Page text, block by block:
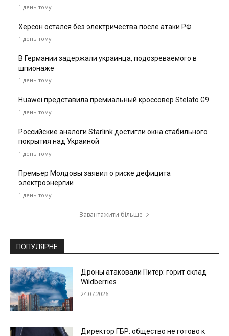
1 день тому
Херсон остался без электричества после атаки РФ
1 день тому
В Германии задержали украинца, подозреваемого в
шпионаже
1 день тому
Huawei представила премиальный кроссовер Stelato G9
1 день тому
Российские аналоги Starlink достигли окна стабильного
покрытия над Украиной
1 день тому
Премьер Молдовы заявил о риске дефицита
электроэнергии
1 день тому
Завантажити більше
ПОПУЛЯРНЕ
Дроны атаковали Питер: горит склад
Wildberries
24.07.2026
Директор ГБР: общество не готово к